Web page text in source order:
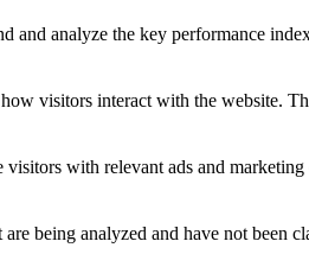
and analyze the key performance
visitors interact with the website.
with relevant ads and
being analyzed and have not been